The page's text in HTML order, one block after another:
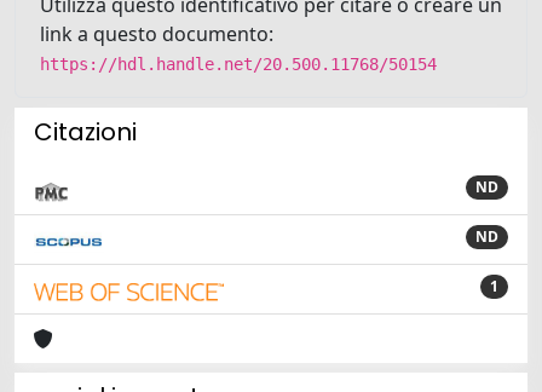
link a questo documento:
https://hdl.handle.net/20.500.11768/50154
Citazioni
ND
ND
1